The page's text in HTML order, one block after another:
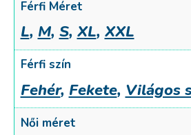
Férfi Méret
L, M, S, XL, XXL
Férfi szín
Fehér, Fekete, Világos
Női méret